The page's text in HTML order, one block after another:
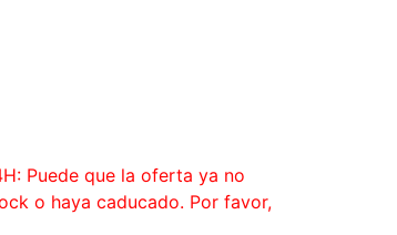
Puede que la oferta ya no
o haya caducado. Por favor,